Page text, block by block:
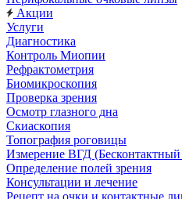
Акции
Услуги
Диагностика
Контроль Миопии
Рефрактометрия
Биомикроскопия
Проверка зрения
Осмотр глазного дна
Скиаскопия
Топография роговицы
Измерение ВГД (Бесконтактный
Определение полей зрения
Консультации и лечение
Рецепт на очки и контактные